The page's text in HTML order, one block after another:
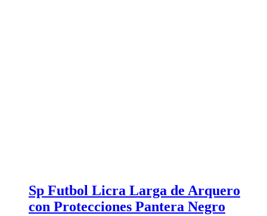
Sp Futbol Licra Larga de Arquero
con Protecciones Pantera Negro